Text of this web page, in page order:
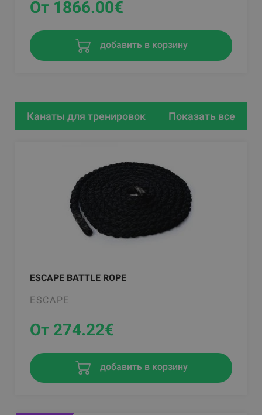
От 1866.00€
добавить в корзину
Канаты для тренировок Показать все
ESCAPE BATTLE ROPE
ESCAPE
От 274.22€
добавить в корзину